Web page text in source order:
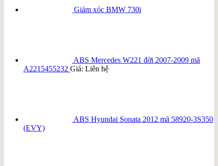
Giảm xóc BMW 730i
ABS Mercedes W221 đời 2007-2009 mã
A2215455232 Giá: Liên hệ
ABS Hyundai Sonata 2012 mã 58920-3S350
(EVY)